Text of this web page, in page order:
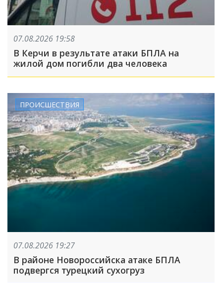
07.08.2026 19:58
В Керчи в результате атаки БПЛА на
жилой дом погибли два человека
ПРОИСШЕСТВИЯ
07.08.2026 19:27
В районе Новороссийска атаке БПЛА
подвергся турецкий сухогруз